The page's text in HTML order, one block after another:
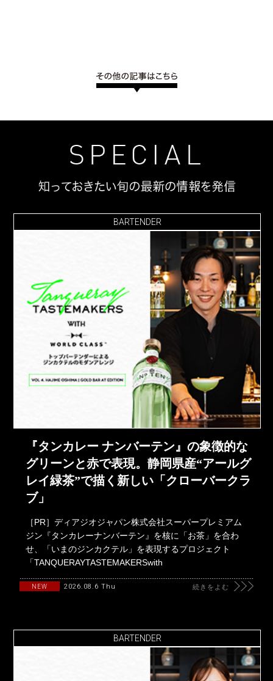
BARTENDER
『タンカレー ナンバーテン』の象徴的な
グリーンと赤で表現。静岡県産“アールグ
レイ緑茶”で描く新しい「クローバークラ
ブ」
［PR］ディアジオジャパン株式会社スーパープレミアム
ジン『タンカレーナンバーテン』を核に「お茶」を合わ
せ、「いまのジンカクテル」を表現するプロジェクト
「TANQUERAYTASTEMAKERSwith
NEW 2026.08.6 Thu 続きをよむ
BARTENDER